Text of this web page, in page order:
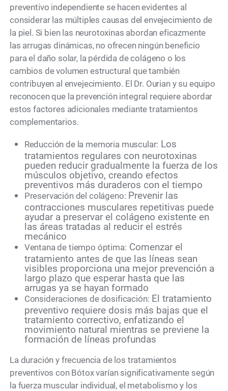
preventivo independiente se hacen evidentes al
considerar las múltiples causas del envejecimiento de
la piel. Si bien las neurotoxinas abordan eficazmente
las arrugas dinámicas, no ofrecen ningún beneficio
para el daño solar, la pérdida de colágeno o los
cambios de volumen estructural que también
contribuyen al envejecimiento. El Dr. Ourian y su equipo
reconocen que la prevención integral requiere abordar
estos factores adicionales mediante tratamientos
complementarios.
Reducción de la memoria muscular: Los
tratamientos regulares con neurotoxinas
pueden reducir gradualmente la fuerza de los
músculos objetivo, creando efectos
preventivos más duraderos con el tiempo
Preservación del colágeno: Prevenir las
contracciones musculares repetitivas puede
ayudar a preservar el colágeno existente en
las áreas tratadas al reducir el estrés
mecánico
Ventana de tiempo óptima: Comenzar el
tratamiento antes de que las líneas sean
visibles proporciona una mejor prevención a
largo plazo que esperar hasta que las
arrugas ya se hayan formado
Consideraciones de dosificación: El tratamiento
preventivo requiere dosis más bajas que el
tratamiento correctivo, enfatizando el
movimiento natural mientras se previene la
formación de líneas profundas
La duración y frecuencia de los tratamientos
preventivos con Bótox varían significativamente según
la fuerza muscular individual, el metabolismo y los